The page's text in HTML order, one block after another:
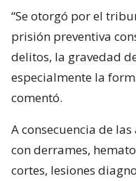
“Se otorgó por el
prisión preventiva
delitos, la gravedad
especialmente la
comentó.
A consecuencia de
con derrames,
cortes, lesiones